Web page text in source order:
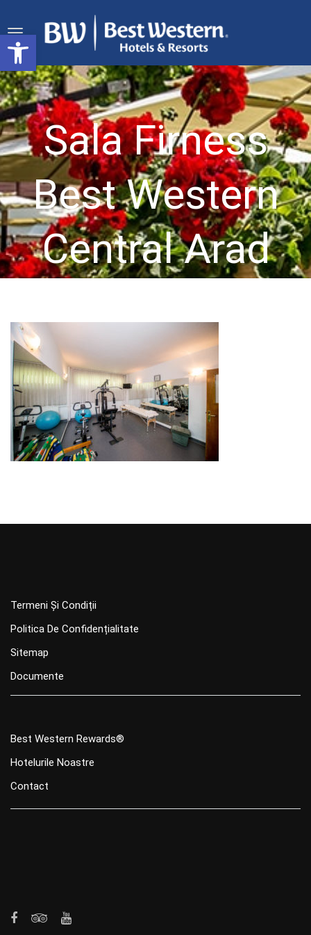
Deschide bara de unelte
Sala Firness
Best Western
Central Arad
Termeni Și Condiții
Politica De Confidențialitate
Sitemap
Documente
Best Western Rewards®
Hotelurile Noastre
Contact